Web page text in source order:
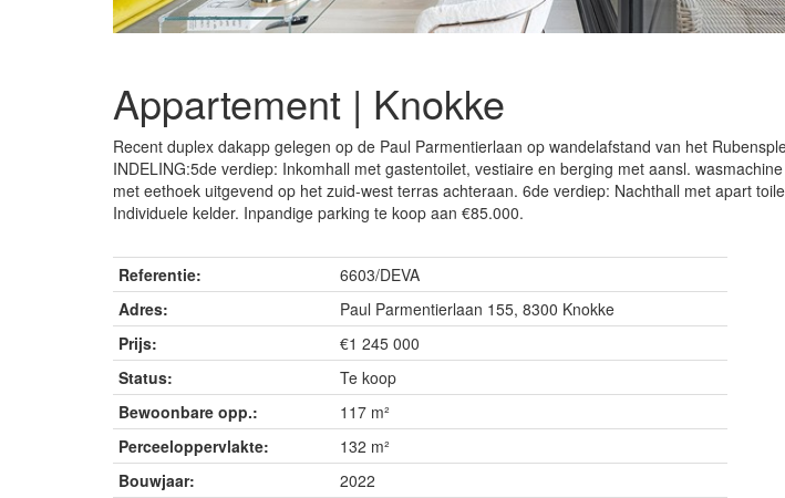
Appartement | Knokke
Recent duplex dakapp gelegen op de Paul Parmentierlaan op wandelafstand van het
INDELING:5de verdiep: Inkomhall met gastentoilet, vestiaire en berging met aansl.
met eethoek uitgevend op het zuid-west terras achteraan. 6de verdiep: Nachthall met apart
Individuele kelder. Inpandige parking te koop aan €85.000.
Referentie:
6603/DEVA
Adres:
Paul Parmentierlaan 155, 8300 Knokke
Prijs:
€1 245 000
Status:
Te koop
Bewoonbare opp.:
117 m²
Perceeloppervlakte:
132 m²
Bouwjaar:
2022